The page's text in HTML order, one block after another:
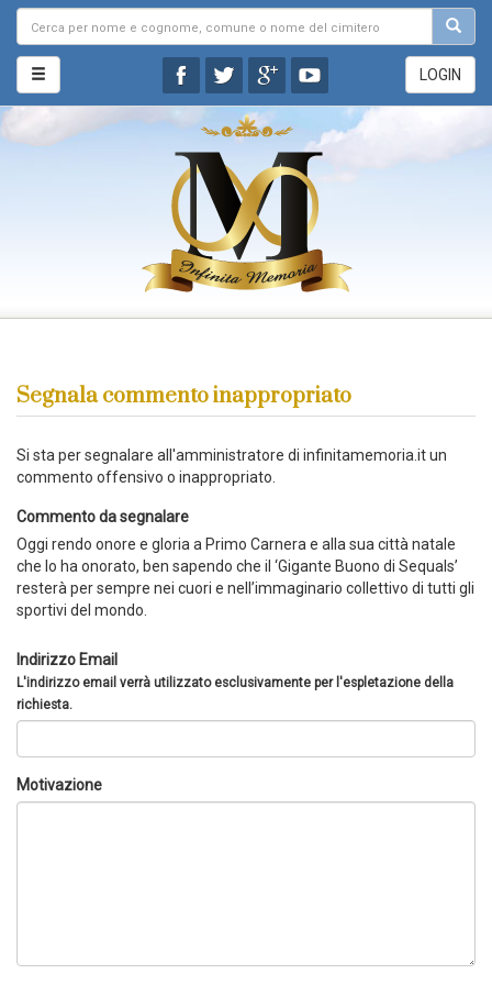
LOGIN
Segnala commento inappropriato
Si sta per segnalare all'amministratore di infinitamemoria.it un
commento offensivo o inappropriato.
Commento da segnalare
Oggi rendo onore e gloria a Primo Carnera e alla sua città natale
che lo ha onorato, ben sapendo che il ‘Gigante Buono di Sequals’
resterà per sempre nei cuori e nell’immaginario collettivo di tutti gli
sportivi del mondo.
Indirizzo Email
L'indirizzo email verrà utilizzato esclusivamente per l'espletazione della
richiesta.
Motivazione